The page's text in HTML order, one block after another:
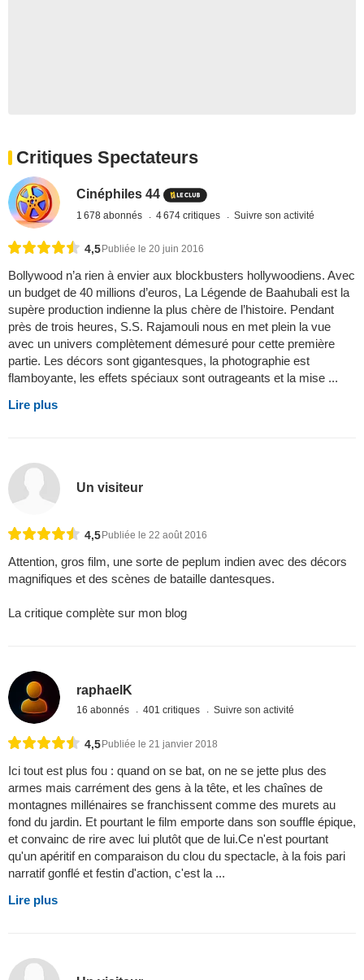
Critiques Spectateurs
Cinéphiles 44
1 678 abonnés 4 674 critiques Suivre son activité
4,5 Publiée le 20 juin 2016
Bollywood n’a rien à envier aux blockbusters hollywoodiens. Avec
un budget de 40 millions d’euros, La Légende de Baahubali est la
supère production indienne la plus chère de l’histoire. Pendant
près de trois heures, S.S. Rajamouli nous en met plein la vue
avec un univers complètement démesuré pour cette première
partie. Les décors sont gigantesques, la photographie est
flamboyante, les effets spéciaux sont outrageants et la mise ...
Lire plus
Un visiteur
4,5 Publiée le 22 août 2016
Attention, gros film, une sorte de peplum indien avec des décors
magnifiques et des scènes de bataille dantesques.
La critique complète sur mon blog
raphaelK
16 abonnés 401 critiques Suivre son activité
4,5Publiée le 21 janvier 2018
Ici tout est plus fou : quand on se bat, on ne se jette plus des
armes mais carrément des gens à la tête, et les chaînes de
montagnes millénaires se franchissent comme des murets au
fond du jardin. Et pourtant le film emporte dans son souffle épique,
et convainc de rire avec lui plutôt que de lui.Ce n'est pourtant
qu'un apéritif en comparaison du clou du spectacle, à la fois pari
narratif gonflé et festin d'action, c'est la ...
Lire plus